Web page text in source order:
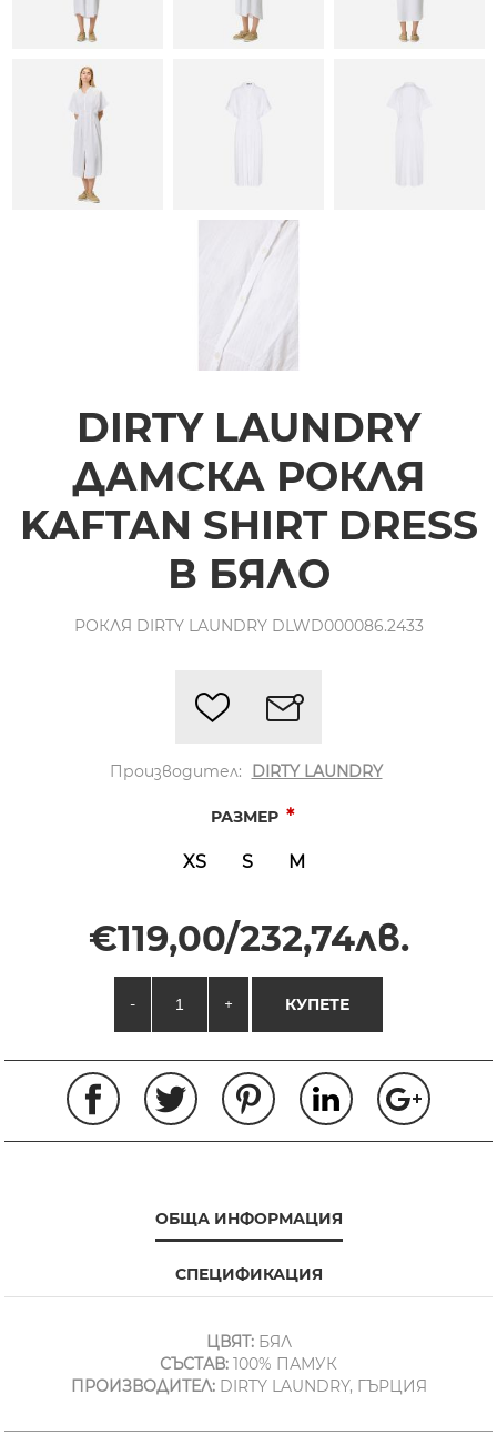
DIRTY LAUNDRY
ДАМСКА РОКЛЯ
KAFTAN SHIRT DRESS
В БЯЛО
РОКЛЯ DIRTY LAUNDRY DLWD000086.2433
Производител: DIRTY LAUNDRY
РАЗМЕР *
XS S M
€119,00/232,74лв.
- + КУПЕТЕ
ОБЩА ИНФОРМАЦИЯ
СПЕЦИФИКАЦИЯ
ЦВЯТ:БЯЛ
СЪСТАВ: 100% ПАМУК
ПРОИЗВОДИТЕЛ:DIRTY LAUNDRY, ГЪРЦИЯ